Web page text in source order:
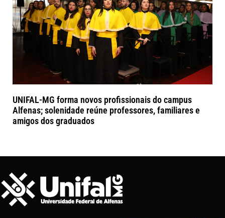
UNIFAL-MG forma novos profissionais do campus
Alfenas; solenidade reúne professores, familiares e
amigos dos graduados